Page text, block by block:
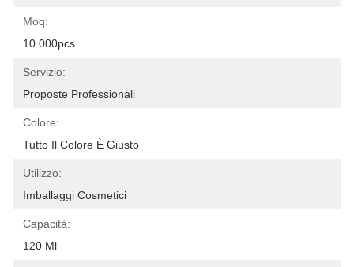
Moq:
10.000pcs
Servizio:
Proposte Professionali
Colore:
Tutto Il Colore È Giusto
Utilizzo:
Imballaggi Cosmetici
Capacità:
120 Ml